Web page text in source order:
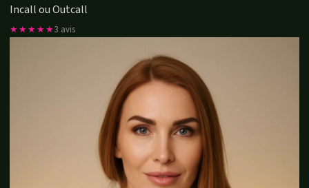
Incall ou Outcall
★★★★★3 avis